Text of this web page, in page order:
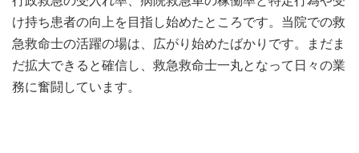
け持ち患者の向上を目指し始めたところです。当院での救
急救命士の活躍の場は、広がり始めたばかりです。まだま
だ拡大できると確信し、救急救命士一丸となって日々の業
務に奮闘しています。